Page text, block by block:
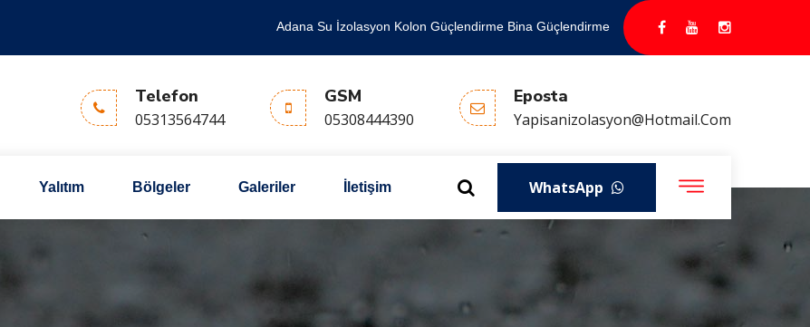
Adana Su İzolasyon Kolon Güçlendirme Bina Güçlendirme
Telefon
05313564744
GSM
05308444390
Eposta
Yapisanizolasyon@hotmail.com
Yalıtım Bölgeler Galeriler İletişim WhatsApp